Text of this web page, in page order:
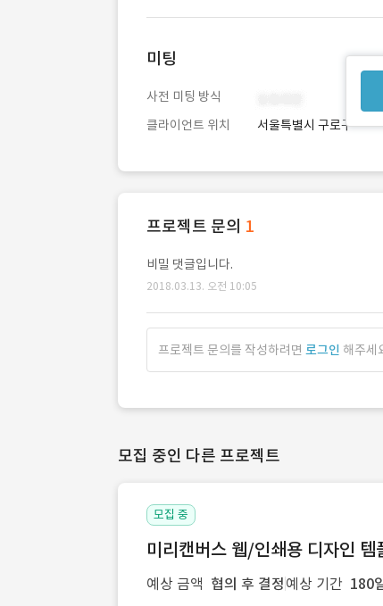
미팅
사전 미팅 방식
클라이언트 위치
서울특별시 구로구
프로젝트 문의 1
비밀 댓글입니다.
2018.03.13. 오전 10:05
프로젝트 문의를 작성하려면 로그인 해주세
모집 중인 다른 프로젝트
모집 중
미리캔버스 웹/인쇄용 디자인
예상 금액 협의 후 결정 예상 기간 180